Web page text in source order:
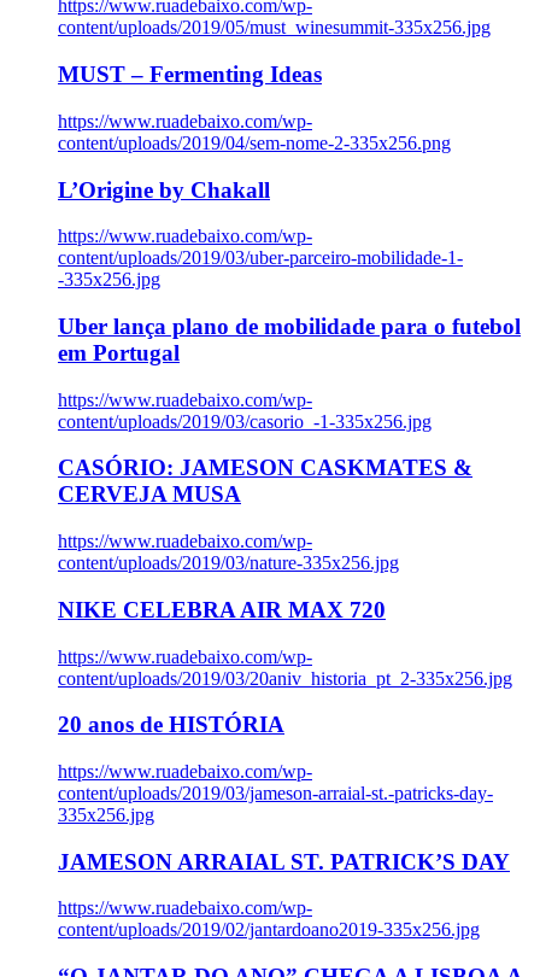
https://www.ruadebaixo.com/wp-
content/uploads/2019/05/must_winesummit-335x256.jpg
MUST – Fermenting Ideas
https://www.ruadebaixo.com/wp-
content/uploads/2019/04/sem-nome-2-335x256.png
L’Origine by Chakall
https://www.ruadebaixo.com/wp-
content/uploads/2019/03/uber-parceiro-mobilidade-1-
-335x256.jpg
Uber lança plano de mobilidade para o futebol
em Portugal
https://www.ruadebaixo.com/wp-
content/uploads/2019/03/casorio_-1-335x256.jpg
CASÓRIO: JAMESON CASKMATES &
CERVEJA MUSA
https://www.ruadebaixo.com/wp-
content/uploads/2019/03/nature-335x256.jpg
NIKE CELEBRA AIR MAX 720
https://www.ruadebaixo.com/wp-
content/uploads/2019/03/20aniv_historia_pt_2-335x256.jpg
20 anos de HISTÓRIA
https://www.ruadebaixo.com/wp-
content/uploads/2019/03/jameson-arraial-st.-patricks-day-
335x256.jpg
JAMESON ARRAIAL ST. PATRICK’S DAY
https://www.ruadebaixo.com/wp-
content/uploads/2019/02/jantardoano2019-335x256.jpg